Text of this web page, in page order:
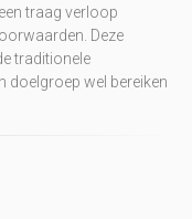
traag verloop
Deze
traditionele
doelgroep wel bereiken